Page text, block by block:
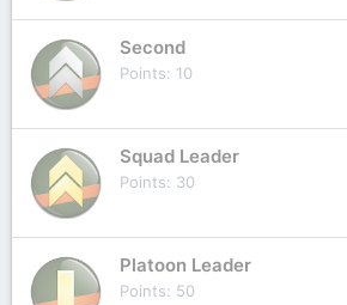
Second
Points 10
Squad Leader
Points 30
Platoon Leader
Points 50